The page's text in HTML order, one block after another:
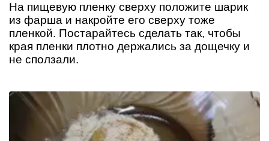
На пищевую пленку сверху положите шарик
из фарша и накройте его сверху тоже
пленкой. Постарайтесь сделать так, чтобы
края пленки плотно держались за дощечку и
не сползали.